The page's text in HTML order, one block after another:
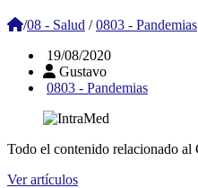
/08 - Salud / 0803 - Pandemias
19/08/2020
Gustavo
0803 - Pandemias
Todo el contenido relacionado
Ver artículos